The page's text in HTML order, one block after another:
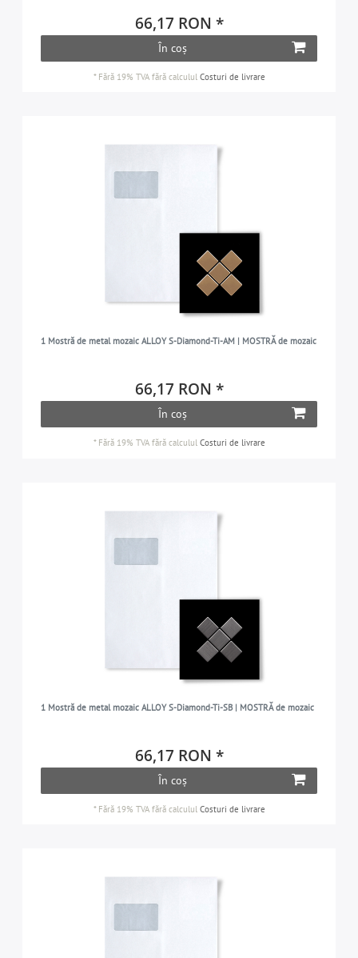
66,17 RON *
În coș
* Fără 19% TVAfără calculul Costuri de livrare
1 Mostră de metal mozaic ALLOY S-Diamond-Ti-AM | MOSTRĂ de mozaic
66,17 RON *
În coș
* Fără 19% TVAfără calculul Costuri de livrare
1 Mostră de metal mozaic ALLOY S-Diamond-Ti-SB | MOSTRĂ de mozaic
66,17 RON *
În coș
* Fără 19% TVAfără calculul Costuri de livrare